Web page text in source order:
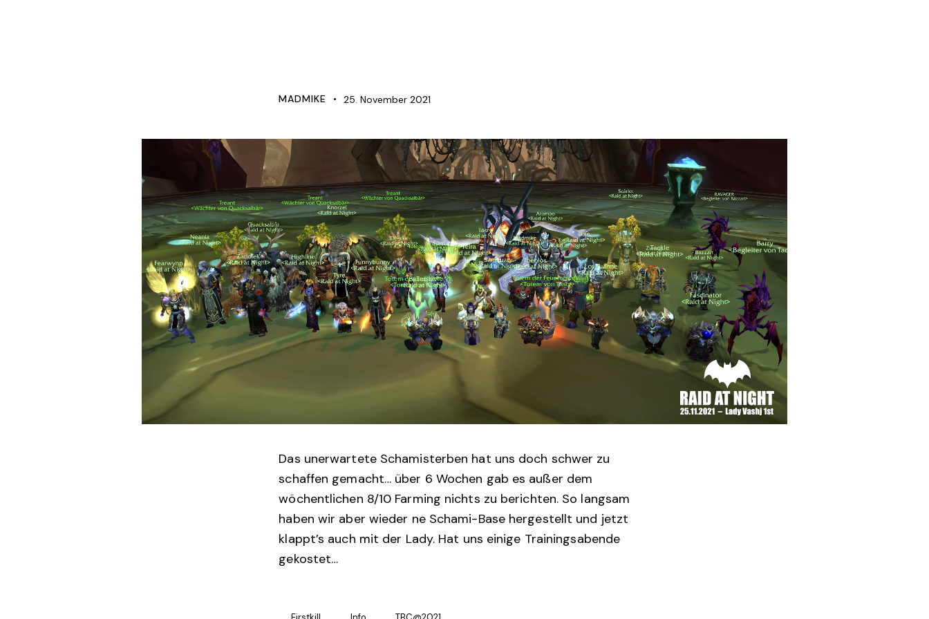
MADMIKE 25. November 2021
Das unerwartete Schamisterben hat uns doch schwer zu
schaffen gemacht… über 6 Wochen gab es außer dem
wöchentlichen 8/10 Farming nichts zu berichten. So langsam
haben wir aber wieder ne Schami-Base hergestellt und jetzt
klappt’s auch mit der Lady. Hat uns einige Trainingsabende
gekostet…